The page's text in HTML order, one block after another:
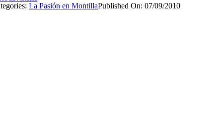
La Pasión en MontillaPublished On: 07/09/2010